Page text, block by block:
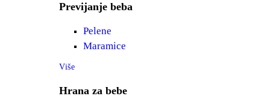
Previjanje beba
Pelene
Maramice
Više
Hrana za bebe